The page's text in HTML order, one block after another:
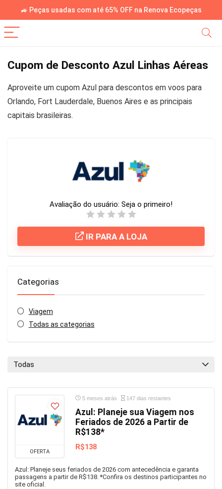
🚙 Peças usadas com até 65% OFF na Renova Ecopeças
Cupom de Desconto Azul Linhas Aéreas
Aproveite um cupom Azul para descontos em voos para
Orlando, Fort Lauderdale, Buenos Aires e as principais
capitais brasileiras.
Avaliação do usuário: Seja o primeiro!
IR PARA A LOJA
Categorias
Viagem
Todas as categorias
Todas
OFERTA
5 meses atrás 147 dias restantes
Azul: Planeje sua Viagem nos
Feriados de 2026 a Partir de
R$138*
R$138
Azul: Planeje seus feriados de 2026 com antecedência e garanta
passagens a partir de R$138. *Confira os destinos participantes no
site oficial.